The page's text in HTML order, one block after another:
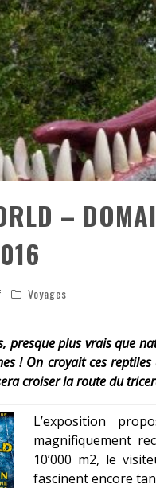
ASSASSIN'S CREED
« LE VENT DAND LES
« DAMN THEM ALL »
YOSHI AND THE
–
Voyages
presque plus vrais que
! On croyait ces
croiser la route du
L’exposition
magnifiquement
10’000 m2, le
fascinent encore